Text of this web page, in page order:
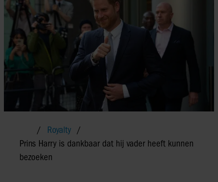
Royalty
Prins Harry is dankbaar dat hij vader heeft kunnen
bezoeken